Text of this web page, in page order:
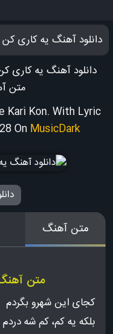
دانلود آهنگ یه کاری
دانلود آهنگ یه کاری
متن
Kari Kon. With Lyric
On MusicDark
متن آهنگ
متن
کجای این شهرو بگردم
بلکه یه کم، کم شه دردم